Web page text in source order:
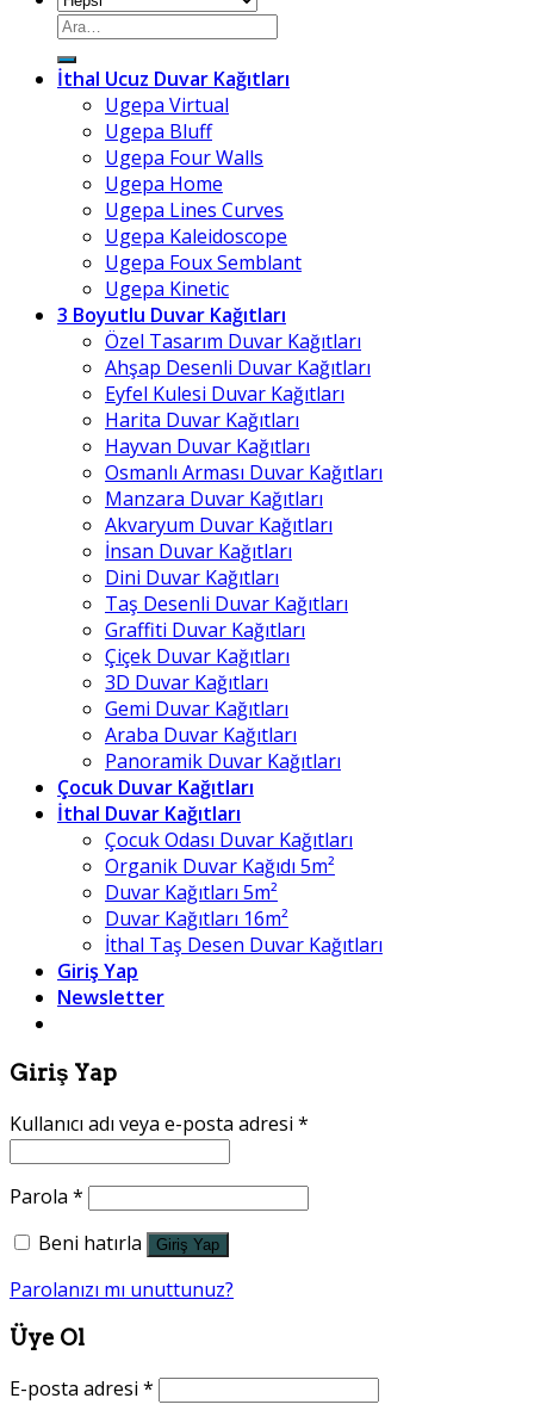
Ara:
İthal Ucuz Duvar Kağıtları
Ugepa Virtual
Ugepa Bluff
Ugepa Four Walls
Ugepa Home
Ugepa Lines Curves
Ugepa Kaleidoscope
Ugepa Foux Semblant
Ugepa Kinetic
3 Boyutlu Duvar Kağıtları
Özel Tasarım Duvar Kağıtları
Ahşap Desenli Duvar Kağıtları
Eyfel Kulesi Duvar Kağıtları
Harita Duvar Kağıtları
Hayvan Duvar Kağıtları
Osmanlı Arması Duvar Kağıtları
Manzara Duvar Kağıtları
Akvaryum Duvar Kağıtları
İnsan Duvar Kağıtları
Dini Duvar Kağıtları
Taş Desenli Duvar Kağıtları
Graffiti Duvar Kağıtları
Çiçek Duvar Kağıtları
3D Duvar Kağıtları
Gemi Duvar Kağıtları
Araba Duvar Kağıtları
Panoramik Duvar Kağıtları
Çocuk Duvar Kağıtları
İthal Duvar Kağıtları
Çocuk Odası Duvar Kağıtları
Organik Duvar Kağıdı 5m²
Duvar Kağıtları 5m²
Duvar Kağıtları 16m²
İthal Taş Desen Duvar Kağıtları
Giriş Yap
Newsletter
Giriş Yap
Kullanıcı adı veya e-posta adresi *
Parola *
Beni hatırla
Giriş Yap
Parolanızı mı unuttunuz?
Üye Ol
E-posta adresi *